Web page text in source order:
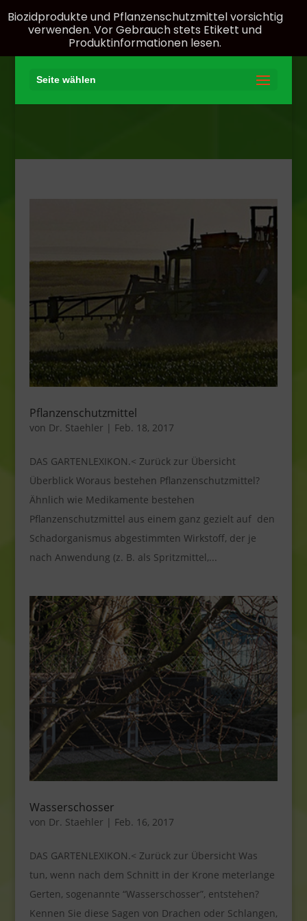
Seite wählen
Pflanzenschutzmittel
von Dr. Staehler | Feb. 18, 2017
DAS GARTENLEXIKON.< Zurück zur Übersicht
Überblick Woraus bestehen Pflanzenschutzmittel?
Ähnlich wie Medikamente bestehen
Pflanzenschutzmittel aus einem ganz gezielt auf den
Schadorganismus abgestimmten Wirkstoff, der je
nach Anwendung (z. B. als Spritzmittel,...
Wasserschosser
von Dr. Staehler | Feb. 16, 2017
DAS GARTENLEXIKON.< Zurück zur Übersicht Was
tun, wenn nach dem Schnitt in der Krone meterlange
Gerten, sogenannte “Wasserschosser”, entstehen?
Kennen Sie diese Sagen von Drachen oder Schlangen,
Biozidprodukte und Pflanzenschutzmittel vorsichtig
verwenden. Vor Gebrauch stets Etikett und
Produktinformationen lesen.